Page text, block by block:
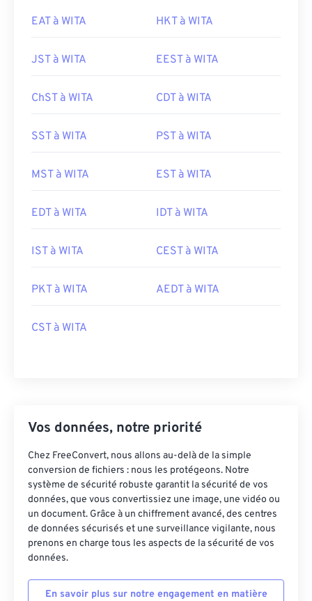
EAT à WITA HKT à WITA
JST à WITA EEST à WITA
ChST à WITA CDT à WITA
SST à WITA PST à WITA
MST à WITA EST à WITA
EDT à WITA IDT à WITA
IST à WITA CEST à WITA
PKT à WITA AEDT à WITA
CST à WITA
Vos données, notre priorité
Chez FreeConvert, nous allons au-delà de la simple
conversion de fichiers : nous les protégeons. Notre
système de sécurité robuste garantit la sécurité de vos
données, que vous convertissiez une image, une vidéo ou
un document. Grâce à un chiffrement avancé, des centres
de données sécurisés et une surveillance vigilante, nous
prenons en charge tous les aspects de la sécurité de vos
données.
En savoir plus sur notre engagement en matière